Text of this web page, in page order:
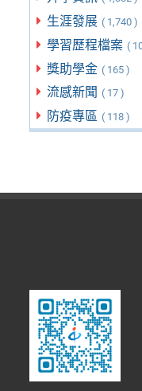
生涯發展 ( 1,740 )
學習歷程檔案 (
獎助學金 ( 165 )
流感新聞 ( 17 )
防疫專區 ( 118 )